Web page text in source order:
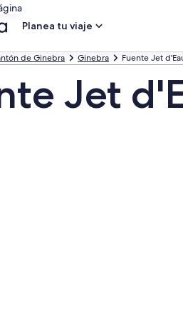
Planea tu viaje
de Ginebra Ginebra Fuente Jet
Jet